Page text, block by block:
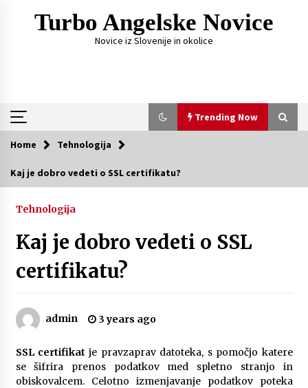
Turbo Angelske Novice
Novice iz Slovenije in okolice
Trending Now
Trending Now
dne
Zanimivi in uporabni darilni paketi za rojstni
3 months ago
Spoznajte pravi pomen avtomobilskih brisalcev
Home Tehnologija
Kaj je dobro vedeti o SSL certifikatu?
Tehnologija
Kaj je dobro vedeti o SSL
certifikatu?
admin 3 years ago
SSL certifikat je pravzaprav datoteka, s pomočjo katere
se šifrira prenos podatkov med spletno stranjo in
obiskovalcem. Celotno izmenjavanje podatkov poteka